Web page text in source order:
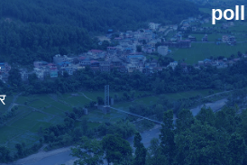
poll